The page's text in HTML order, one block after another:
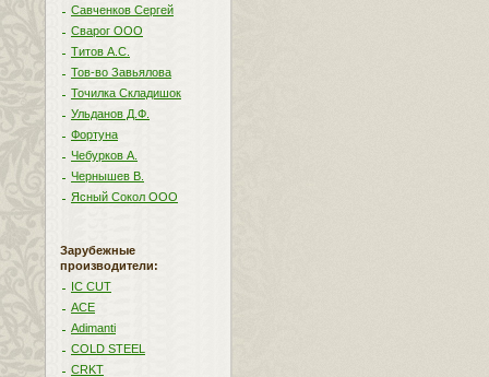
Савченков Сергей
Сварог ООО
Титов А.С.
Тов-во Завьялова
Точилка Складишок
Ульданов Д.Ф.
Фортуна
Чебурков А.
Чернышев В.
Ясный Сокол ООО
Зарубежные
производители:
IC CUT
ACE
Adimanti
COLD STEEL
CRKT